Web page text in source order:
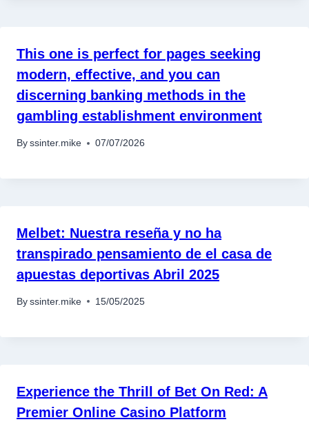
This one is perfect for pages seeking
modern, effective, and you can
discerning banking methods in the
gambling establishment environment
By ssinter.mike 07/07/2026
Melbet: Nuestra reseña y no ha
transpirado pensamiento de el casa de
apuestas deportivas Abril 2025
By ssinter.mike 15/05/2025
Experience the Thrill of Bet On Red: A
Premier Online Casino Platform